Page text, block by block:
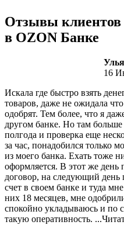
Отзывы клиентов
в OZON Банке
16
Искала где быстро взять
товаров, даже не ожидала
одобрят. Тем более, что я
другом банке. Но там
полгода и проверка еще
за час, понадобился только
из моего банка. Ехать тоже
оформляется. В этот же день
договор, на следующий день
счет в своем банке и туда
них 18 месяцев, мне
спокойно укладываюсь и по
такую оперативность.